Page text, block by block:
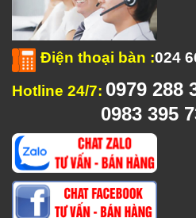
Điện thoại bàn :024
Hotline 24/7: 0979 288
0983 395